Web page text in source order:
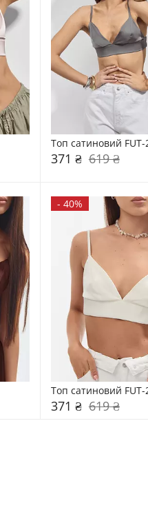
Топ сатиновий FUT-
371 ₴ 619 ₴
- 40%
Топ сатиновий FUT-
371 ₴ 619 ₴